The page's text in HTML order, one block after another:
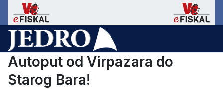
Autoput od Virpazara do
Starog Bara!